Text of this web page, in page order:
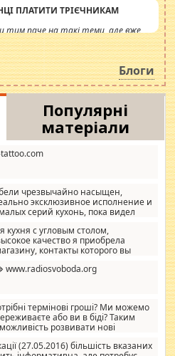
ПЛАТИТИ ТРІЄЧНИКАМ
тим паче на такі теми, але вже
сьогоднішні інсенуації
питання. Штучно
соціальна катастрофа.
Блоги
Популярні
матеріали
чрезвычайно насыщен,
эксклюзивное исполнение и
серий кухонь, пока видел
креативненько и что главное -
ненужных наворотов удорожающих
кухня с угловым столом,
качество я приобрела
контакты которого вы
www.radiosvoboda.org
термінові гроші? Ми можемо
або ви в біді? Таким
розвивати нові
дати їм шанс. Кожен
(27.05.2016) більшість вказаних